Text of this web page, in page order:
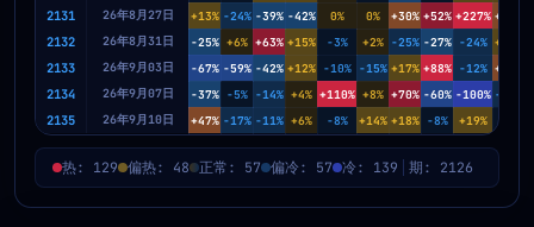
2131 26年8月27日 +13% -24% -39% -42% 0% 0% +30% +52% +227% +26%
2132 26年8月31日 -25% +6% +63% +15% -3% +2% -25% -27% -24% +10%
2133 26年9月03日 -67% -59% -42% +12% -10% -15% +17% +88% -12% +42%
2134 26年9月07日 -37% -5% -14% +4% +110% +8% +70% -60% -100% -17%
2135 26年9月10日 +47% -17% -11% +6% -8% +14% +18% -8% +19% -4%
热: 129 偏热: 48 正常: 57 偏冷: 57 冷: 139 期: 2126